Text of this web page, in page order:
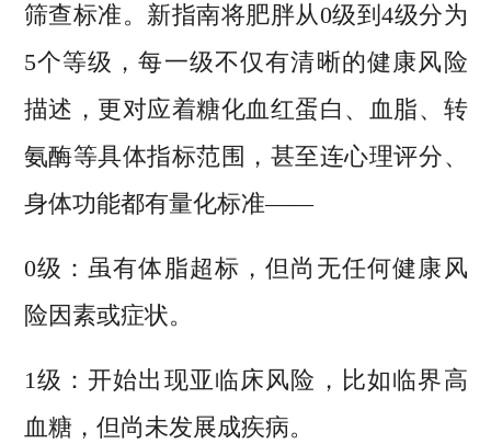
筛查标准。新指南将肥胖从0级到4级分为
5个等级，每一级不仅有清晰的健康风险
描述，更对应着糖化血红蛋白、血脂、转
氨酶等具体指标范围，甚至连心理评分、
身体功能都有量化标准——
0级：虽有体脂超标，但尚无任何健康风
险因素或症状。
1级：开始出现亚临床风险，比如临界高
血糖，但尚未发展成疾病。